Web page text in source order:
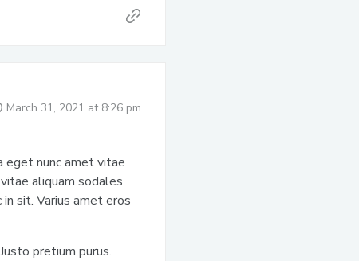
March 31, 2021 at 8:26 pm
eget nunc amet vitae
aliquam sodales
sit. Varius amet eros
pretium purus.